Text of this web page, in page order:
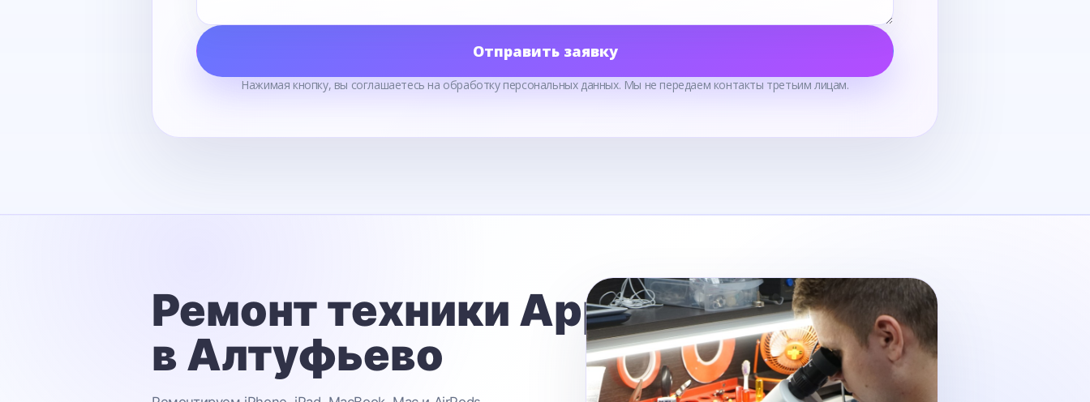
Отправить заявку
Нажимая кнопку, вы соглашаетесь на обработку персональных данных. Мы не передаем контакты третьим лицам.
Ремонт техники Apple
в Алтуфьево